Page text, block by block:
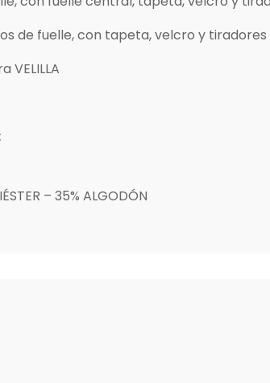
de fuelle, con tapeta, velcro y tiradores
– 35% ALGODÓN